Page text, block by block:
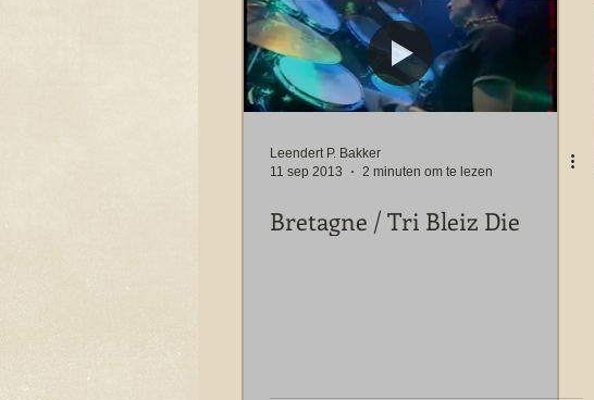
Leendert P. Bakker
11 sep 2013
2 minuten om te lezen
Bretagne / Tri Bleiz Die